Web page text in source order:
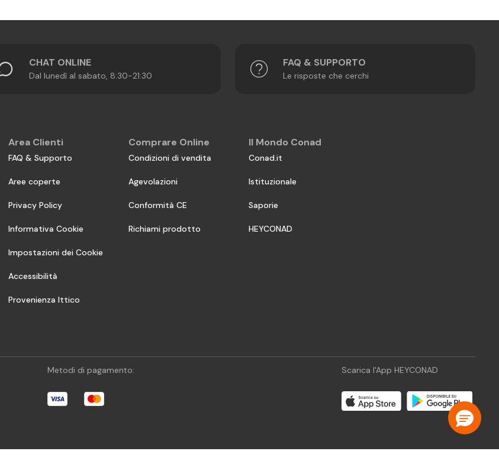
CHAT ONLINE
Dal lunedì al sabato, 8:30-21:30
FAQ & SUPPORTO
Le risposte che cerchi
Area Clienti
FAQ & Supporto
Aree coperte
Privacy Policy
Informativa Cookie
Impostazioni dei Cookie
Accessibilità
Provenienza Ittico
Comprare Online
Condizioni di vendita
Agevolazioni
Conformità CE
Richiami prodotto
Il Mondo Conad
Conad.it
Istituzionale
Saporie
HEYCONAD
Metodi di pagamento: Scarica l'App HEYCONAD